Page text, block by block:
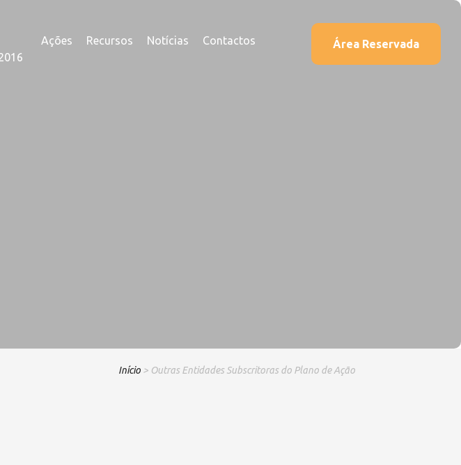
Ações Recursos Notícias Contactos Área Reservada
Início > Outras Entidades Subscritoras do Plano de Ação